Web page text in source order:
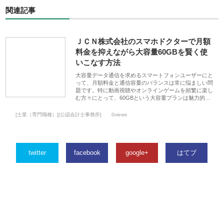
関連記事
ＪＣＮ株式会社のスマホドクターで月額
料金を抑えながら大容量60GBを賢く使
いこなす方法
大容量データ通信を求めるスマートフォンユーザーにと
って、月額料金と通信容量のバランスは常に悩ましい問
題です。特に動画視聴やオンラインゲームを頻繁に楽し
む方々にとって、60GBという大容量プランは魅力的…
[士業（専門職種）][公認会計士事務所] 0views
twitter facebook google+ はてブ